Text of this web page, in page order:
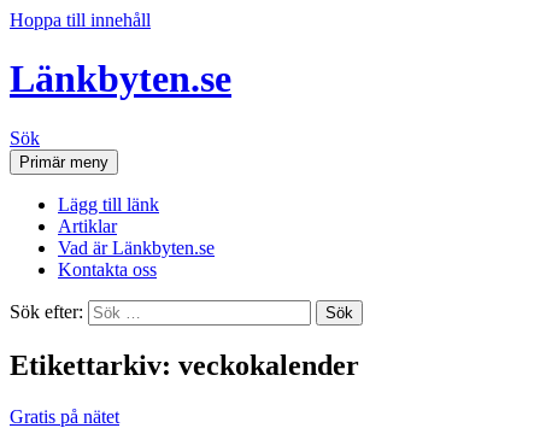
Hoppa till innehåll
Länkbyten.se
Sök
Primär meny
Lägg till länk
Artiklar
Vad är Länkbyten.se
Kontakta oss
Sök efter:
Etikettarkiv: veckokalender
Gratis på nätet